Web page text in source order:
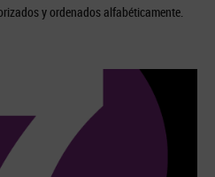
y ordenados alfabéticamente.